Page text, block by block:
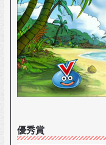
優秀賞